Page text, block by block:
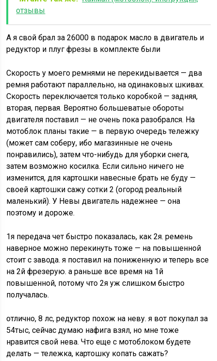
отзывы
А я свой брал за 26000 в подарок масло в двигатель и
редуктор и плуг фрезы в комплекте были
Скорость у моего ремнями не перекидывается — два
ремня работают параллельно, на одинаковых шкивах.
Скорость переключается только коробкой — задняя,
вторая, первая. Вероятно большеватые обороты
двигателя поставил — не очень пока разобрался. На
мотоблок планы такие — в первую очередь тележку
(может сам соберу, ибо магазинные не очень
понравились), затем что-нибудь для уборки снега,
затем возможно косилка. Если сильно ничего не
изменится, для картошки навесные брать не буду —
своей картошки сажу сотки 2 (огород реальный
маленький). У Невы двигатель надежнее — она
поэтому и дороже.
1я передача чет быстро показалась, как 2я. ремень
наверное можно перекинуть тоже — на повышенной
стоит с завода. я поставил на пониженную и теперь все
на 2й фрезерую. а раньше все время на 1й
повышенной, потому что 2я уж слишком быстро
получалась.
отлично, 8 лс, редуктор похож на неву. я вот покупал за
54тыс, сейчас думаю нафига взял, но мне тоже
нравится свой нева. Что еще с мотоблоком будете
делать — тележка, картошку копать сажать?